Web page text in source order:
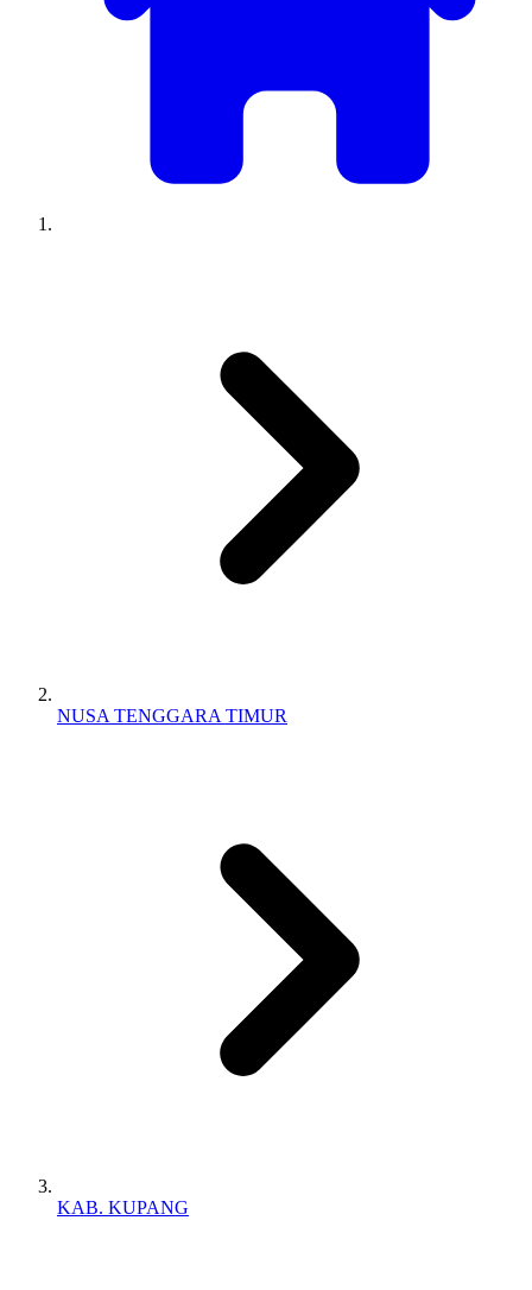
NUSA TENGGARA TIMUR
KAB. KUPANG